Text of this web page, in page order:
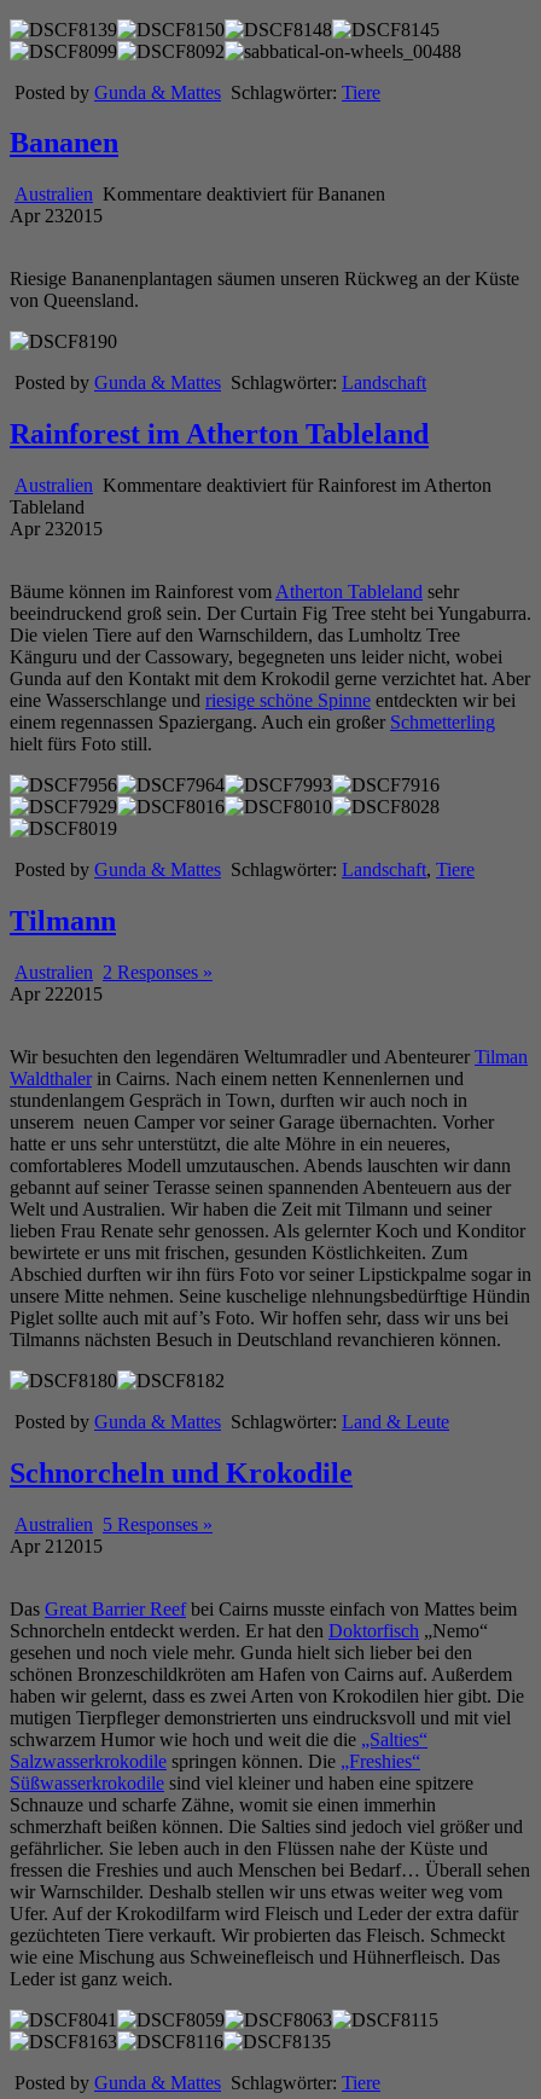
Posted by Gunda & Mattes Schlagwörter: Tiere
Bananen
Australien Kommentare deaktiviert für Bananen
Apr 232015
Riesige Bananenplantagen säumen unseren Rückweg an der Küste
von Queensland.
Posted by Gunda & Mattes Schlagwörter: Landschaft
Rainforest im Atherton Tableland
Australien Kommentare deaktiviert für Rainforest im Atherton
Tableland
Apr 232015
Bäume können im Rainforest vom Atherton Tableland sehr
beeindruckend groß sein. Der Curtain Fig Tree steht bei Yungaburra.
Die vielen Tiere auf den Warnschildern, das Lumholtz Tree
Känguru und der Cassowary, begegneten uns leider nicht, wobei
Gunda auf den Kontakt mit dem Krokodil gerne verzichtet hat. Aber
eine Wasserschlange und riesige schöne Spinne entdeckten wir bei
einem regennassen Spaziergang. Auch ein großer Schmetterling
hielt fürs Foto still.
Posted by Gunda & Mattes Schlagwörter: Landschaft, Tiere
Tilmann
Australien 2 Responses »
Apr 222015
Wir besuchten den legendären Weltumradler und Abenteurer Tilman
Waldthaler in Cairns. Nach einem netten Kennenlernen und
stundenlangem Gespräch in Town, durften wir auch noch in
unserem neuen Camper vor seiner Garage übernachten. Vorher
hatte er uns sehr unterstützt, die alte Möhre in ein neueres,
comfortableres Modell umzutauschen. Abends lauschten wir dann
gebannt auf seiner Terasse seinen spannenden Abenteuern aus der
Welt und Australien. Wir haben die Zeit mit Tilmann und seiner
lieben Frau Renate sehr genossen. Als gelernter Koch und Konditor
bewirtete er uns mit frischen, gesunden Köstlichkeiten. Zum
Abschied durften wir ihn fürs Foto vor seiner Lipstickpalme sogar in
unsere Mitte nehmen. Seine kuschelige nlehnungsbedürftige Hündin
Piglet sollte auch mit auf’s Foto. Wir hoffen sehr, dass wir uns bei
Tilmanns nächsten Besuch in Deutschland revanchieren können.
Posted by Gunda & Mattes Schlagwörter: Land & Leute
Schnorcheln und Krokodile
Australien 5 Responses »
Apr 21 2015
Das Great Barrier Reefbei Cairns musste einfach von Mattes beim
Schnorcheln entdeckt werden. Er hat den Doktorfisch „Nemo“
gesehen und noch viele mehr. Gunda hielt sich lieber bei den
schönen Bronzeschildkröten am Hafen von Cairns auf. Außerdem
haben wir gelernt, dass es zwei Arten von Krokodilen hier gibt. Die
mutigen Tierpfleger demonstrierten uns eindrucksvoll und mit viel
schwarzem Humor wie hoch und weit die die „Salties“
Salzwasserkrokodile springen können. Die „Freshies“
Süßwasserkrokodile sind viel kleiner und haben eine spitzere
Schnauze und scharfe Zähne, womit sie einen immerhin
schmerzhaft beißen können. Die Salties sind jedoch viel größer und
gefährlicher. Sie leben auch in den Flüssen nahe der Küste und
fressen die Freshies und auch Menschen bei Bedarf… Überall sehen
wir Warnschilder. Deshalb stellen wir uns etwas weiter weg vom
Ufer. Auf der Krokodilfarm wird Fleisch und Leder der extra dafür
gezüchteten Tiere verkauft. Wir probierten das Fleisch. Schmeckt
wie eine Mischung aus Schweinefleisch und Hühnerfleisch. Das
Leder ist ganz weich.
Posted by Gunda & Mattes Schlagwörter: Tiere